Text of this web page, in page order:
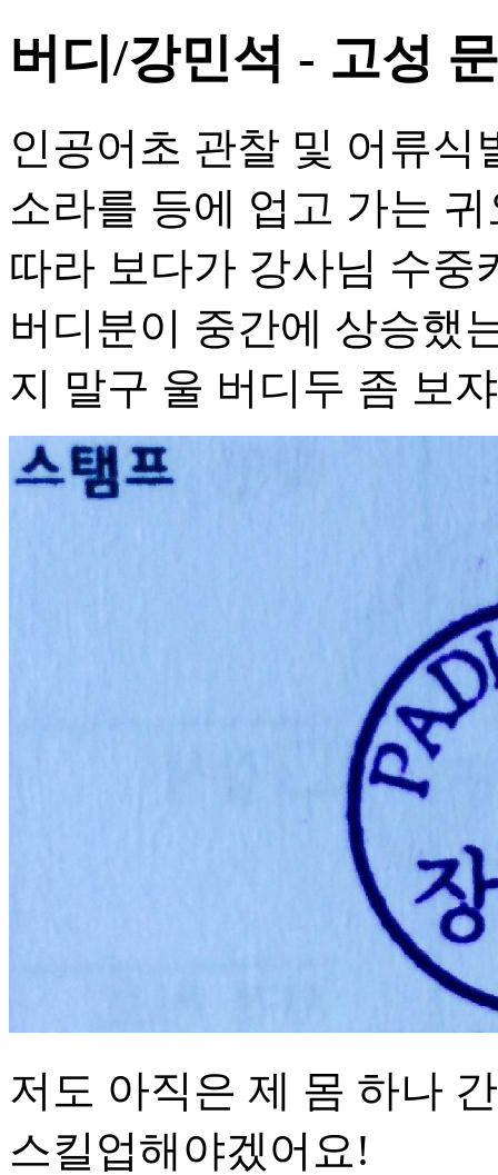
버디/강민석 - 고성
인공어초 관찰 및 어류
소라를 등에 업고 가는
따라 보다가 강사님 수중
버디분이 중간에 상승했
지 말구 울 버디두 좀 보
저도 아직은 제 몸 하나
스킬업해야겠어요!